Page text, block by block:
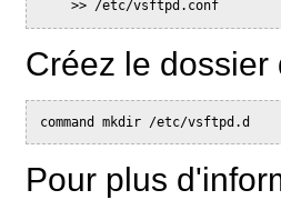
Créez le
Pour plus